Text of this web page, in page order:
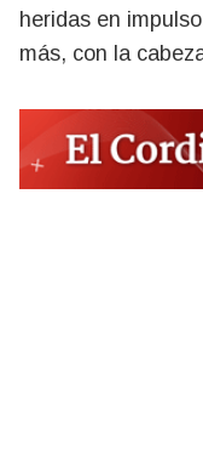
heridas en
más, con la